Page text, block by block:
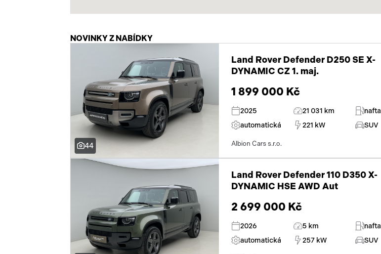
NOVINKY Z NABÍDKY
44
Land Rover Defender D250 SE X-
DYNAMIC CZ 1. maj.
1 899 000 Kč
2025 21 031 km
nafta
automatická
221 kW SUV
Albion Cars s.r.o.
Land Rover Defender 110 D350 X-
DYNAMIC HSE AWD Aut
2 699 000 Kč
2026 5 km
nafta
automatická
257 kW SUV